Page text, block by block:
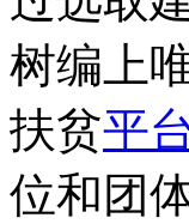
树编上
扶贫平
位和团